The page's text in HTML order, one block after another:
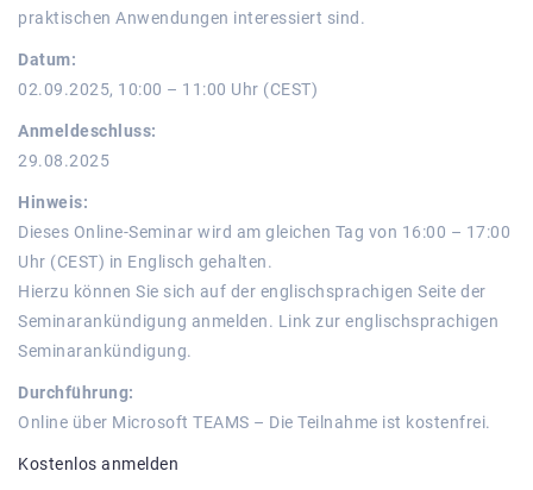
praktischen Anwendungen interessiert sind.
Datum:
02.09.2025, 10:00 – 11:00 Uhr (CEST)
Anmeldeschluss:
29.08.2025
Hinweis:
Dieses Online-Seminar wird am gleichen Tag von 16:00 – 17:00
Uhr (CEST) in Englisch gehalten.
Hierzu können Sie sich auf der englischsprachigen Seite der
Seminarankündigung anmelden. Link zur englischsprachigen
Seminarankündigung.
Durchführung:
Online über Microsoft TEAMS – Die Teilnahme ist kostenfrei.
Kostenlos anmelden